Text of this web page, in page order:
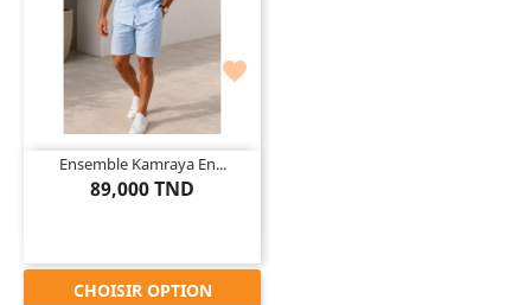

Ensemble Kamraya En...
89,000 TND
CHOISIR OPTION